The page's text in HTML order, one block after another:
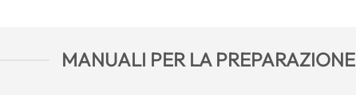
MANUALI PER LA PREPARAZIONE